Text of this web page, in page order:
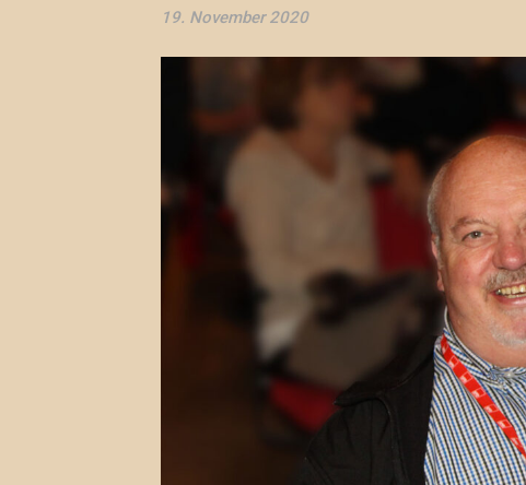
19. November 2020